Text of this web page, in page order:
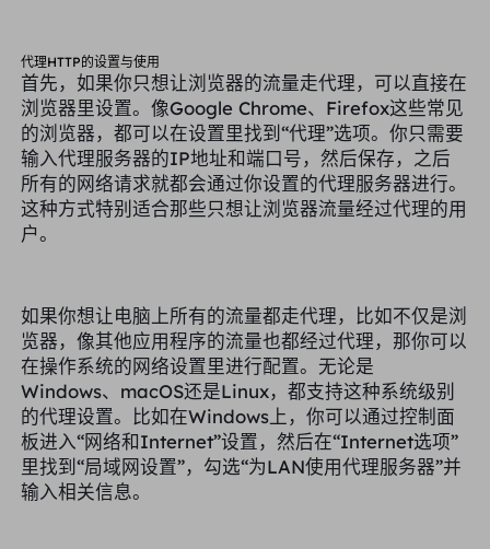
代理HTTP的设置与使用
首先，如果你只想让浏览器的流量走代理，可以直接在
浏览器里设置。像Google Chrome、Firefox这些常见
的浏览器，都可以在设置里找到“代理”选项。你只需要
输入代理服务器的IP地址和端口号，然后保存，之后
所有的网络请求就都会通过你设置的代理服务器进行。
这种方式特别适合那些只想让浏览器流量经过代理的用
户。
如果你想让电脑上所有的流量都走代理，比如不仅是浏
览器，像其他应用程序的流量也都经过代理，那你可以
在操作系统的网络设置里进行配置。无论是
Windows、macOS还是Linux，都支持这种系统级别
的代理设置。比如在Windows上，你可以通过控制面
板进入“网络和Internet”设置，然后在“Internet选项”
里找到“局域网设置”，勾选“为LAN使用代理服务器”并
输入相关信息。